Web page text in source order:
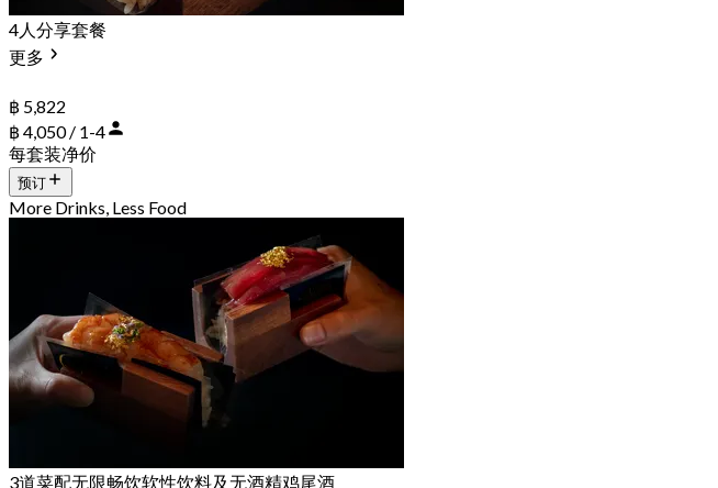
4人分享套餐
更多
฿ 5,822
฿ 4,050 / 1-4
每套装净价
预订
More Drinks, Less Food
3道菜配无限畅饮软性饮料及无酒精鸡尾酒